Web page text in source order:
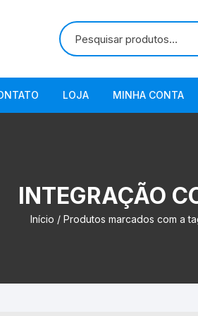
LOJA MINHA CONTA
INTEGRAÇÃO
Início / Produtos marcados com a